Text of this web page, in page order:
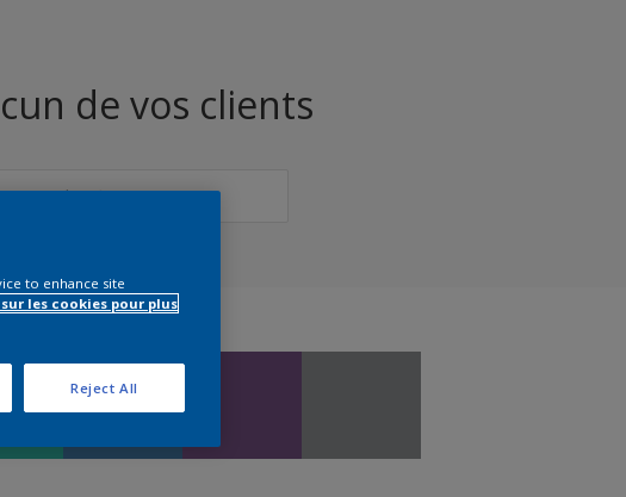
de vos clients
to enhance site
les cookies pour plus
Reject All